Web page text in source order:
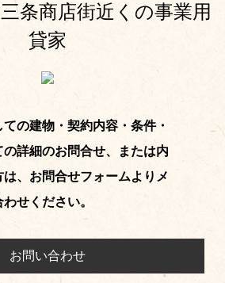
リア設定
金額エリア
条商店街近くの事業用
貸家
の建物・契約内容・条件・
の詳細のお問合せ、または内
、お問合せフォームよりメ
せください。
お問い合わせ